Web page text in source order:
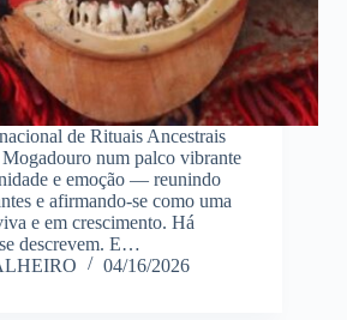
de Rituais Ancestrais
num palco vibrante
e emoção — reunindo
e afirmando-se como uma
e em crescimento. Há
descrevem. E…
04/16/2026